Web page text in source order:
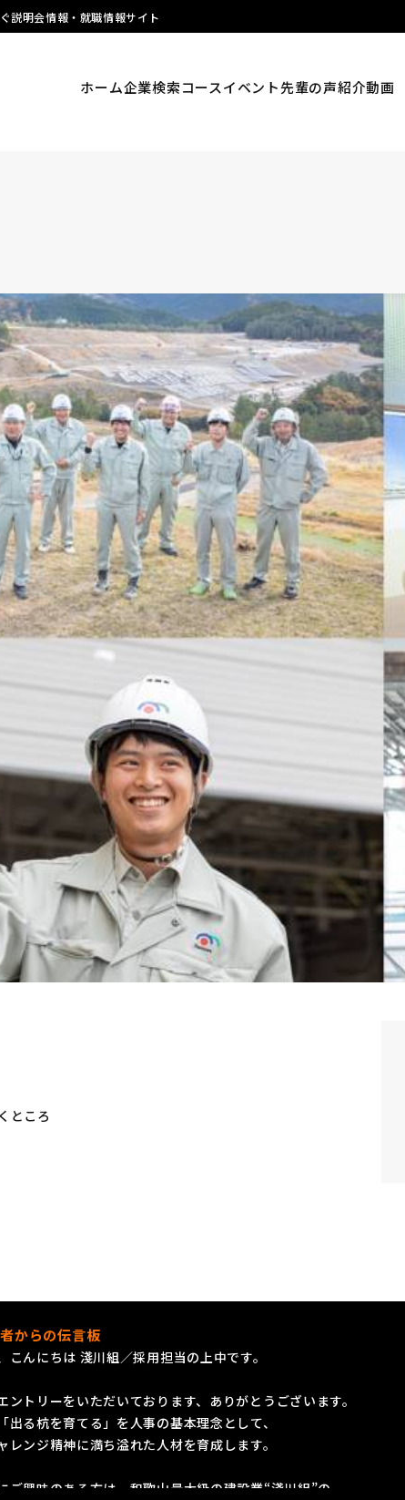
説明会情報・就職情報サイト
ホーム企業検索コースイベント先輩の声紹介動画
ところ
からの伝言板
こんにちは 淺川組／採用担当の上中です。
ントリーをいただいております、ありがとうございます。
出る杭を育てる」を人事の基本理念として、
レンジ精神に満ち溢れた人材を育成します。
ご興味のある方は、和歌山最大級の建設業“淺川組”の